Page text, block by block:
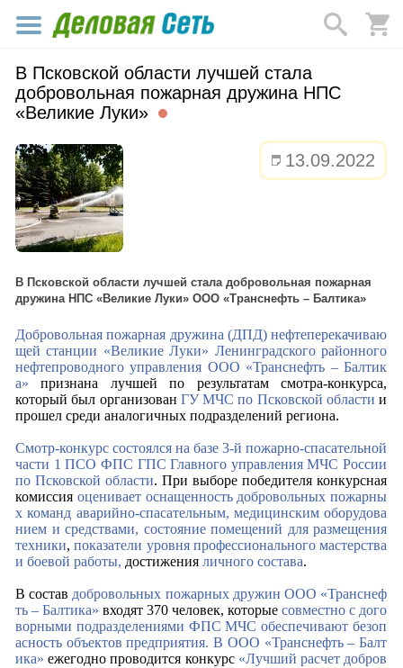
В Псковской области лучшей стала
добровольная пожарная дружина НПС
«Великие Луки»
13.09.2022
В Псковской области лучшей стала добровольная пожарная
дружина НПС «Великие Луки» ООО «Транснефть – Балтика»
Добровольная пожарная дружина (ДПД) нефтеперекачиваю
щей станции «Великие Луки» Ленинградского районного
нефтепроводного управления ООО «Транснефть – Балтик
а»
признана лучшей по результатам смотра-конкурса,
который был организован ГУ МЧС по Псковской области и
прошел среди аналогичных подразделений региона.
Смотр-конкурс состоялся на базе 3-й пожарно-спасательной
части 1 ПСО ФПС ГПС Главного управления МЧС России
по Псковской области. При выборе победителя конкурсная
комиссия оценивает оснащенность добровольных пожарны
х команд аварийно-спасательным, медицинским оборудова
нием и средствами, состояние помещений для размещения
техники,показатели уровня профессионального мастерства
и боевой работы, достижения личного состава.
В состав добровольных пожарных дружин ООО «Транснеф
ть – Балтика» входят 370 человек, которые совместно с дого
ворными подразделениями ФПС МЧС обеспечивают безоп
асность объектов предприятия. В ООО «Транснефть – Балт
ика» ежегодно проводится конкурс «Лучший расчет добров